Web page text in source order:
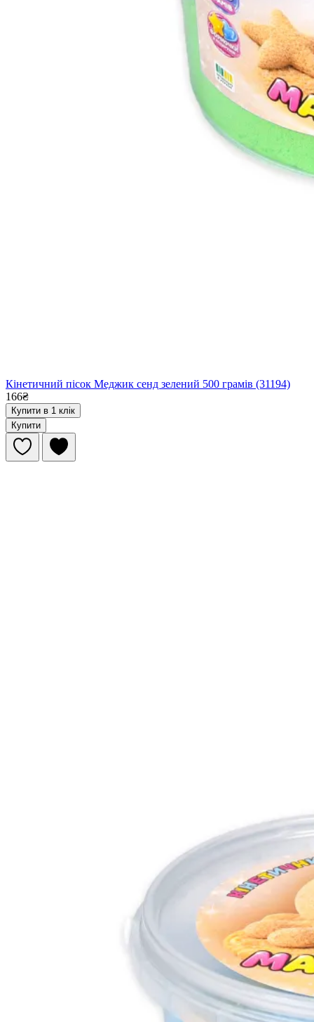
Кінетичний пісок Меджик сенд зелений 500 грамів (31194)
166₴
Купити в 1 клік
Купити